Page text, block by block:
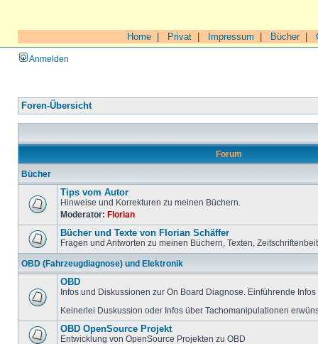
Home Privat Impressum Bücher|
Anmelden
Foren-Übersicht
Forum
Bücher
Tips vom Autor
Hinweise und Korrekturen zu meinen Büchern.
Moderator: Florian
Bücher und Texte von Florian Schäffer
Fragen und Antworten zu meinen Büchern, Texten,
OBD (Fahrzeugdiagnose) und Elektronik
OBD
Infos und Diskussionen zur On Board Diagnose. Einführende
Keinerlei Duskussion oder Infos über Tachomanipulationen
OBD OpenSource Projekt
Entwicklung von OpenSource Projekten zu OBD